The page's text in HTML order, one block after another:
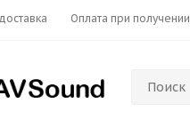
Оплата при получении